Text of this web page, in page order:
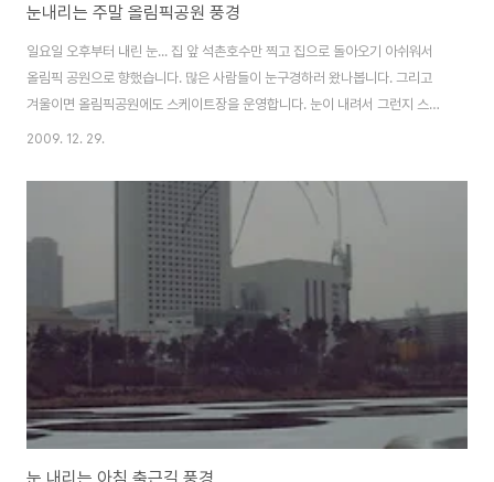
눈내리는 주말 올림픽공원 풍경
일요일 오후부터 내린 눈... 집 앞 석촌호수만 찍고 집으로 돌아오기 아쉬워서
올림픽 공원으로 향했습니다. 많은 사람들이 눈구경하러 왔나봅니다. 그리고
겨울이면 올림픽공원에도 스케이트장을 운영합니다. 눈이 내려서 그런지 스케
이트장에는 꼬마친구들이 참 신나게 .. 눈오는 주말을 보내고 있습니다. 다시 집
신 아저씨.. 자동차 전시장에 귀여운 눈사람이 웃고 있습니다. 눈내리는 풍경에
2009. 12. 29.